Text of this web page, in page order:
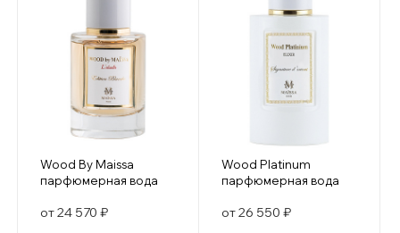
Wood By Maissa
парфюмерная вода
от 24 570 ₽
Wood Platinum
парфюмерная вода
от 26 550 ₽